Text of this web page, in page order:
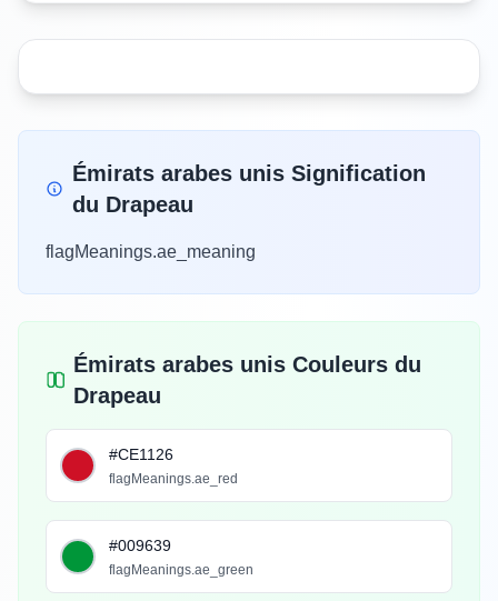
Émirats arabes unis Signification
du Drapeau
flagMeanings.ae_meaning
Émirats arabes unis Couleurs du
Drapeau
#CE1126
flagMeanings.ae_red
#009639
flagMeanings.ae_green